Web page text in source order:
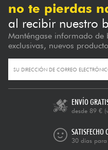
no te pierdas
al recibir nuestro
Manténgase informado de
exclusivas, nuevos
ENVÍO
desde 89 €
SATISFECHO
30 días